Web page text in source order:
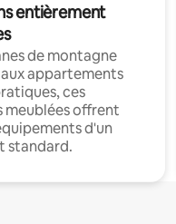
entièrement
de montagne
appartements
ces
meublées offrent
d'un
standard.